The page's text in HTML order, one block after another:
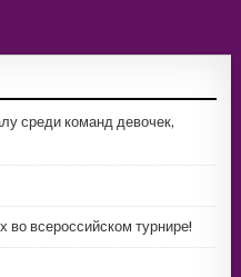
среди команд девочек,
всероссийском турнире!